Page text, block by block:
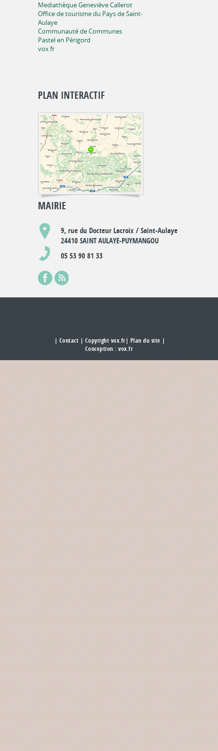
Mediathèque Geneviève Callerot
Office de tourisme du Pays de Saint-
Aulaye
Communauté de Communes
Pastel en Périgord
vox.fr
PLAN INTERACTIF
MAIRIE
9, rue du Docteur Lacroix / Saint-Aulaye
24410 SAINT AULAYE-PUYMANGOU
05 53 90 81 33
| Contact | Copyright vox.fr| Plan du site |
Conception :vox.fr